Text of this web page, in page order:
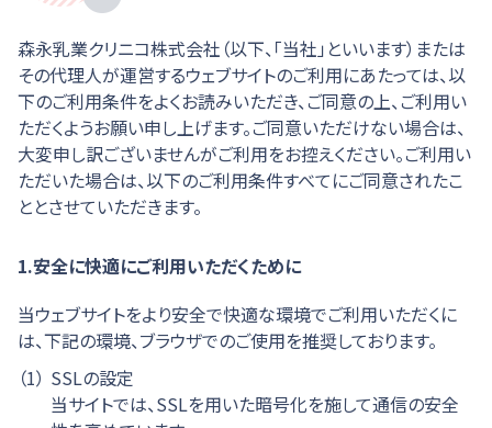
森永乳業クリニコ株式会社（以下、「当社」といいます）または
その代理人が運営するウェブサイトのご利用にあたっては、以
下のご利用条件をよくお読みいただき、ご同意の上、ご利用い
ただくようお願い申し上げます。ご同意いただけない場合は、
大変申し訳ございませんがご利用をお控えください。ご利用い
ただいた場合は、以下のご利用条件すべてにご同意されたこ
ととさせていただきます。
1.安全に快適にご利用いただくために
当ウェブサイトをより安全で快適な環境でご利用いただくに
は、下記の環境、ブラウザでのご使用を推奨しております。
（1） SSLの設定
当サイトでは、SSLを用いた暗号化を施して通信の安全